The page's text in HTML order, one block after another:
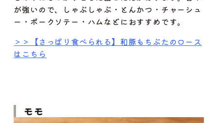
が強いので、しゃぶしゃぶ・とんかつ・チャーシュ
ー・ポークソテー・ハムなどにおすすめです。
＞＞【さっぱり食べられる】和豚もちぶたのロース
はこちら
モモ